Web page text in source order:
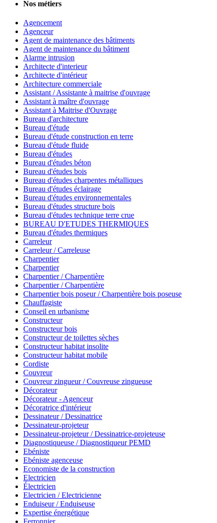
Nos métiers
Agencement
Agenceur
Agent de maintenance des bâtiments
Agent de maintenance du bâtiment
Alarme intrusion
Architecte d'interieur
Architecte d'intérieur
Architecture commerciale
Assistant / Assistante à maitrise d'ouvrage
Assistant à maître d'ouvrage
Assistant à Maitrise d'Ouvrage
Bureau d'architecture
Bureau d'étude
Bureau d'étude construction en terre
Bureau d'étude fluide
Bureau d'études
Bureau d'études béton
Bureau d'études bois
Bureau d'études charpentes métalliques
Bureau d'études éclairage
Bureau d'études environnementales
Bureau d'études structure bois
Bureau d'études technique terre crue
BUREAU D'ETUDES THERMIQUES
Bureau d'études thermiques
Carreleur
Carreleur / Carreleuse
Charpentier
Charpentier
Charpentier / Charpentière
Charpentier / Charpentière
Charpentier bois poseur / Charpentière bois poseuse
Chauffagiste
Conseil en urbanisme
Constructeur
Constructeur bois
Constructeur de toilettes sèches
Constructeur habitat insolite
Constructeur habitat mobile
Cordiste
Couvreur
Couvreur zingueur / Couvreuse zingueuse
Décorateur
Décorateur - Agenceur
Décoratrice d'intérieur
Dessinateur / Dessinatrice
Dessinateur-projeteur
Dessinateur-projeteur / Dessinatrice-projeteuse
Diagnostiqueuse / Diagnostiqueur PEMD
Ebéniste
Ebéniste agenceuse
Economiste de la construction
Electricien
Électricien
Electricien / Electricienne
Enduiseur / Enduiseuse
Expertise énergétique